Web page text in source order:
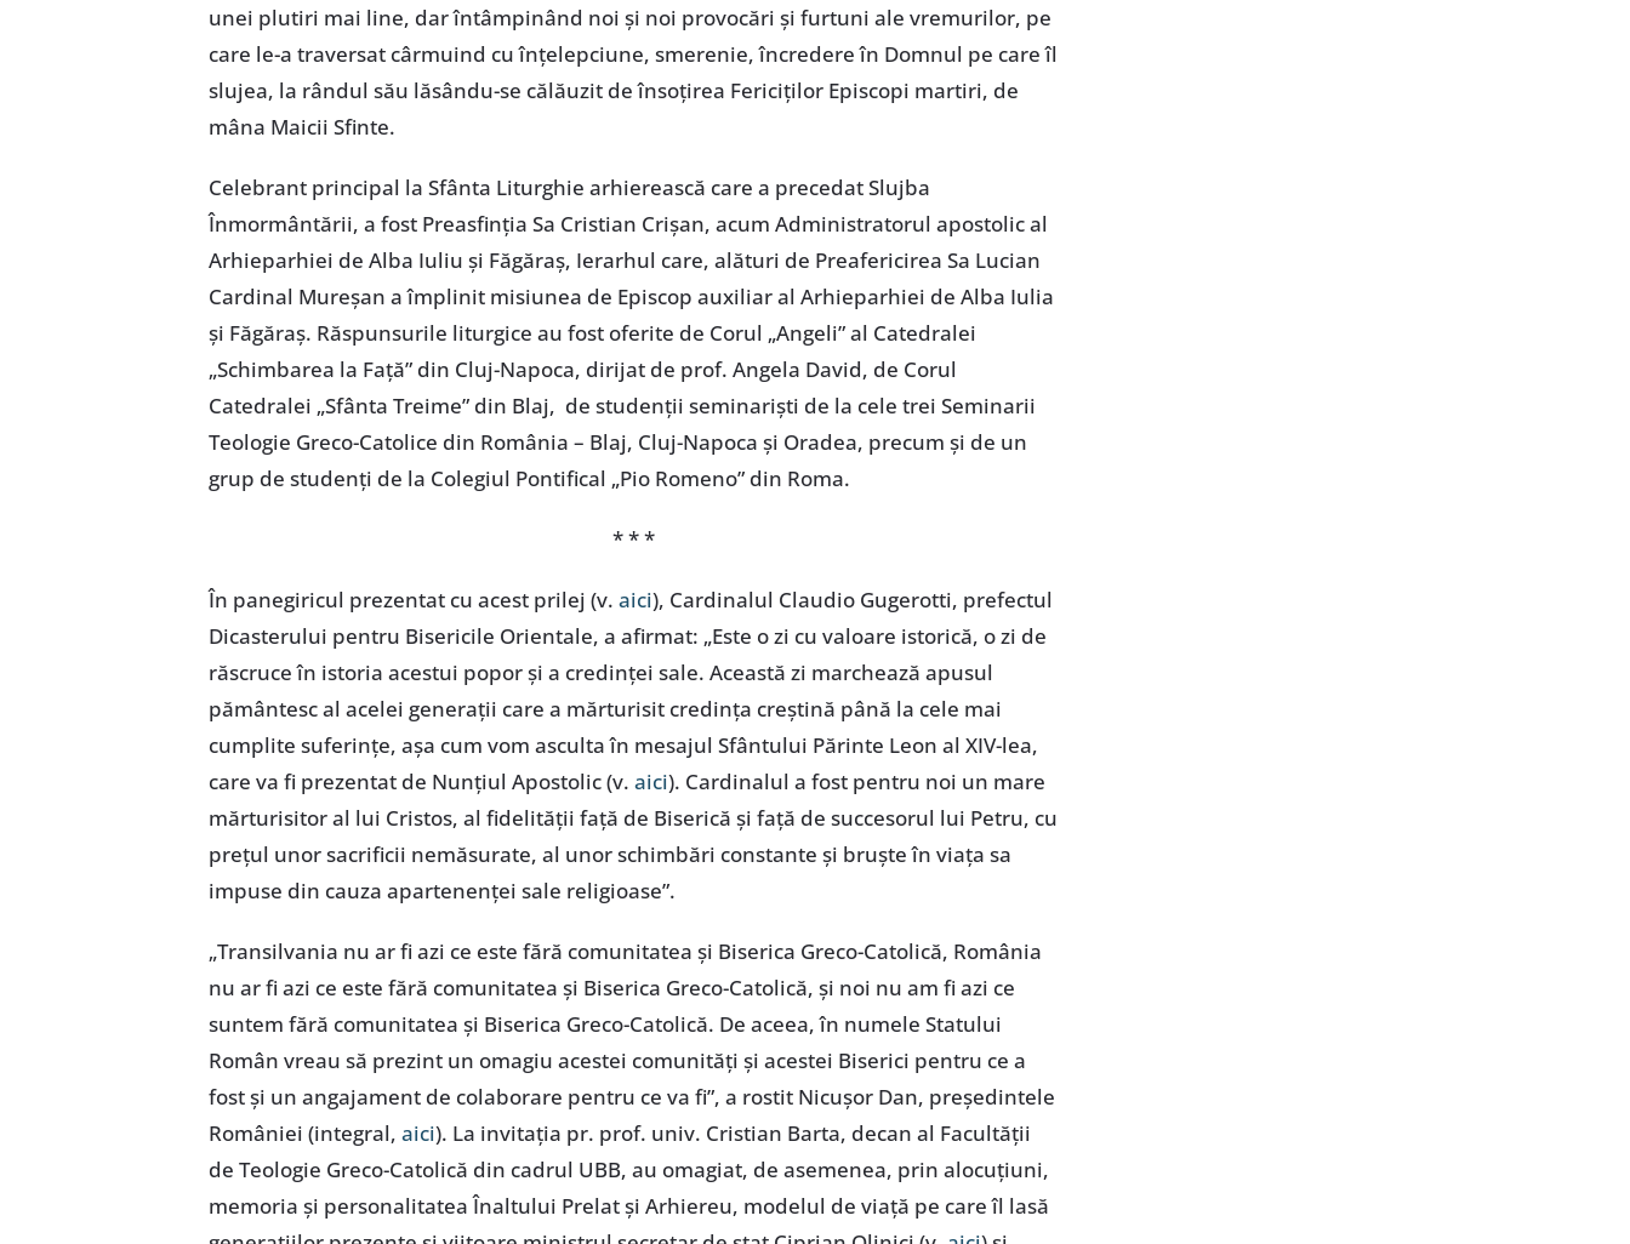
unei plutiri mai line, dar întâmpinând noi și noi provocări și furtuni ale vremurilor, pe
care le-a traversat cârmuind cu înțelepciune, smerenie, încredere în Domnul pe care îl
slujea, la rândul său lăsându-se călăuzit de însoțirea Fericiților Episcopi martiri, de
mâna Maicii Sfinte.
Celebrant principal la Sfânta Liturghie arhierească care a precedat Slujba
Înmormântării, a fost Preasfinția Sa Cristian Crișan, acum Administratorul apostolic al
Arhieparhiei de Alba Iuliu și Făgăraș, Ierarhul care, alături de Preafericirea Sa Lucian
Cardinal Mureșan a împlinit misiunea de Episcop auxiliar al Arhieparhiei de Alba Iulia
și Făgăraș. Răspunsurile liturgice au fost oferite de Corul „Angeli” al Catedralei
„Schimbarea la Față” din Cluj-Napoca, dirijat de prof. Angela David, de Corul
Catedralei „Sfânta Treime” din Blaj, de studenții seminariști de la cele trei Seminarii
Teologie Greco-Catolice din România – Blaj, Cluj-Napoca și Oradea, precum și de un
grup de studenți de la Colegiul Pontifical „Pio Romeno” din Roma.
* * *
În panegiricul prezentat cu acest prilej (v. aici), Cardinalul Claudio Gugerotti, prefectul
Dicasterului pentru Bisericile Orientale, a afirmat: „Este o zi cu valoare istorică, o zi de
răscruce în istoria acestui popor și a credinței sale. Această zi marchează apusul
pământesc al acelei generații care a mărturisit credința creștină până la cele mai
cumplite suferințe, așa cum vom asculta în mesajul Sfântului Părinte Leon al XIV-lea,
care va fi prezentat de Nunțiul Apostolic (v. aici). Cardinalul a fost pentru noi un mare
mărturisitor al lui Cristos, al fidelității față de Biserică și față de succesorul lui Petru, cu
prețul unor sacrificii nemăsurate, al unor schimbări constante și bruște în viața sa
impuse din cauza apartenenței sale religioase”.
„Transilvania nu ar fi azi ce este fără comunitatea și Biserica Greco-Catolică, România
nu ar fi azi ce este fără comunitatea și Biserica Greco-Catolică, și noi nu am fi azi ce
suntem fără comunitatea și Biserica Greco-Catolică. De aceea, în numele Statului
Român vreau să prezint un omagiu acestei comunități și acestei Biserici pentru ce a
fost și un angajament de colaborare pentru ce va fi”, a rostit Nicușor Dan, președintele
României (integral, aici). La invitația pr. prof. univ. Cristian Barta, decan al Facultății
de Teologie Greco-Catolică din cadrul UBB, au omagiat, de asemenea, prin alocuțiuni,
memoria și personalitatea Înaltului Prelat și Arhiereu, modelul de viață pe care îl lasă